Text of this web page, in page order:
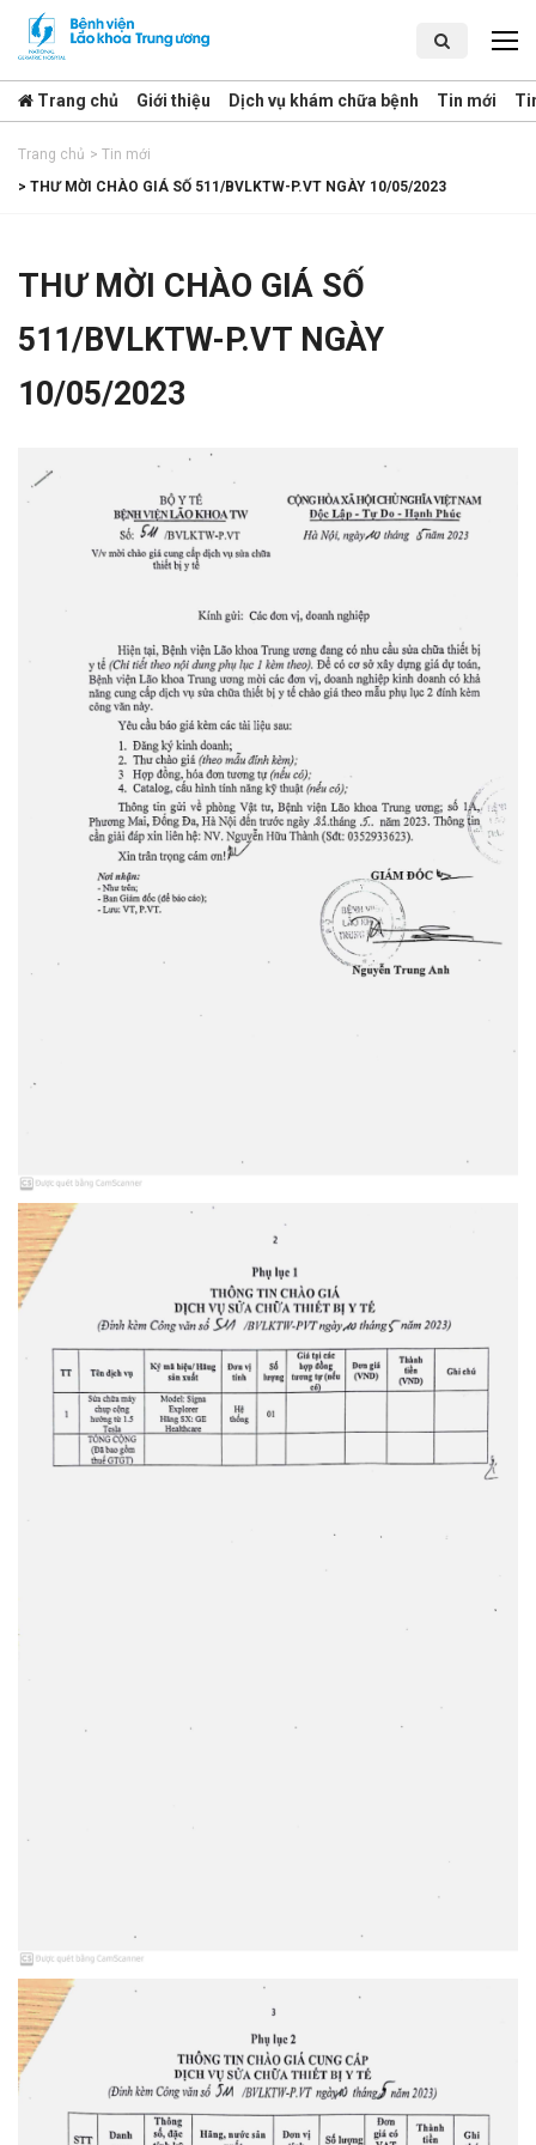
Trang chủ Giới thiệu Dịch vụ khám chữa bệnh Tin mới
Trang chủ > Tin mới
> THƯ MỜI CHÀO GIÁ SỐ 511/BVLKTW-P.VT NGÀY 10/05/2023
THƯ MỜI CHÀO GIÁ SỐ
511/BVLKTW-P.VT NGÀY
10/05/2023